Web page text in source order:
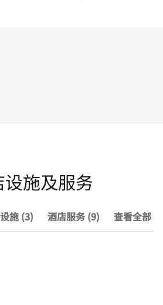
设施及服务
施 (3) 酒店服务 (9) 查看全部